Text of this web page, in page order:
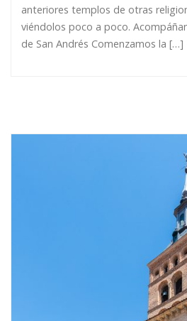
anteriores templos de otras
viéndolos poco a poco.
de San Andrés Comenzamos la […]